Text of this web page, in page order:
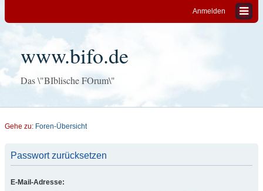
Anmelden
www.bifo.de
Das \"BIblische FOrum\"
Gehe zu: Foren-Übersicht
Passwort zurücksetzen
E-Mail-Adresse: